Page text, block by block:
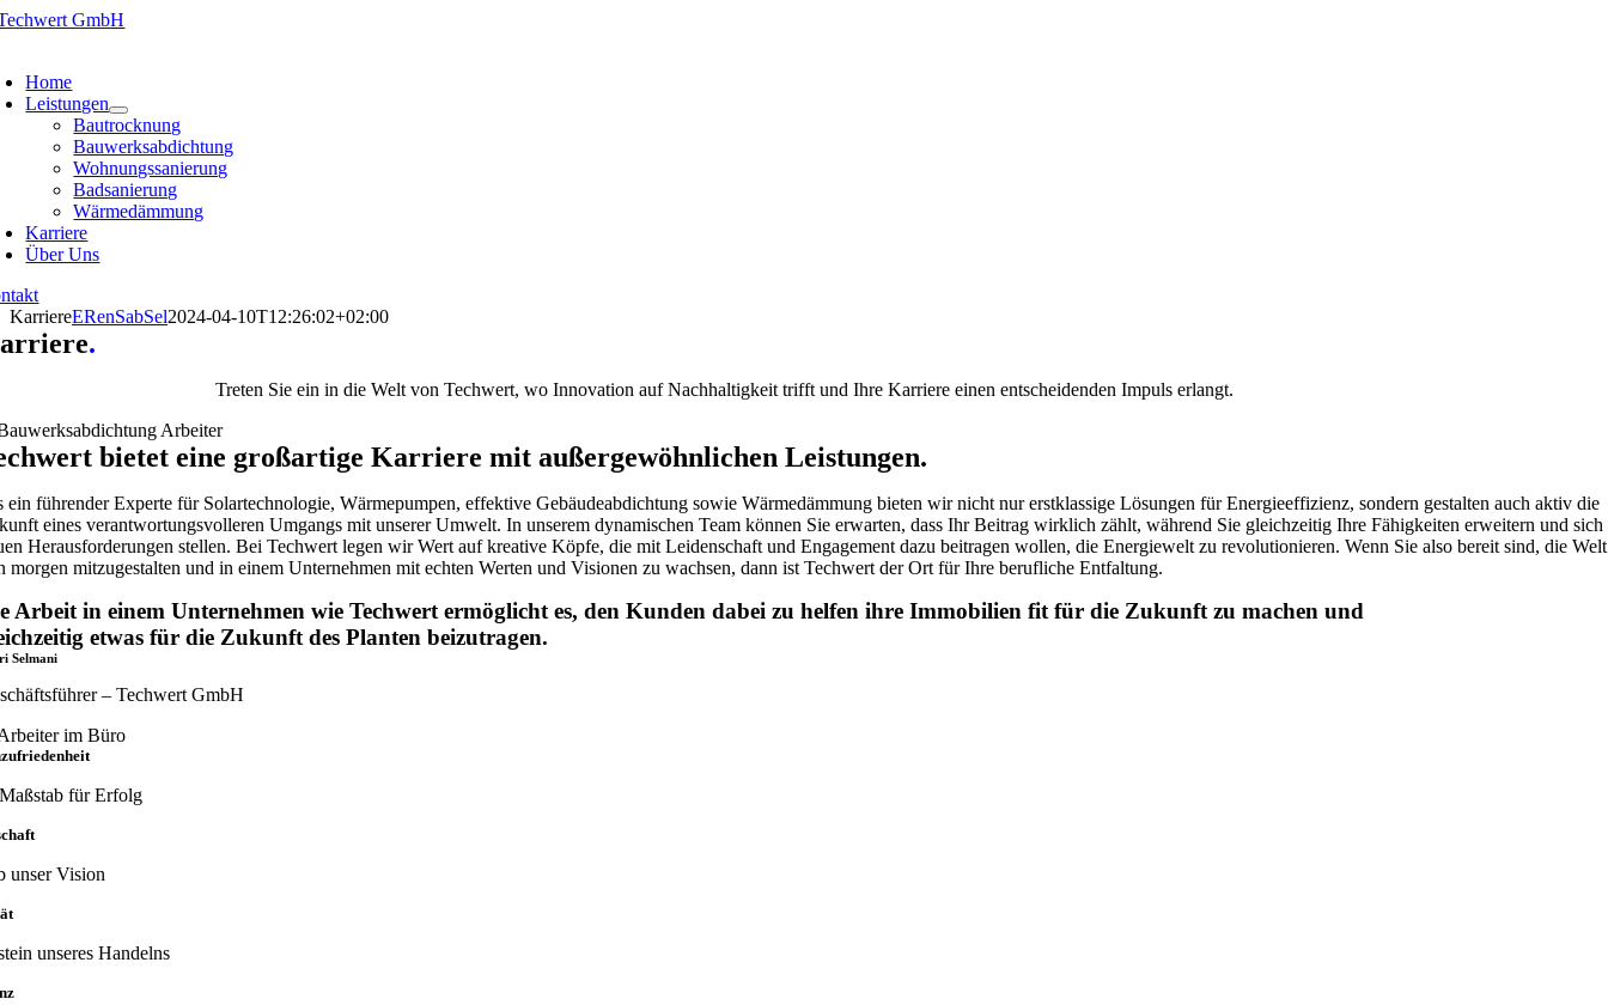
Zum
Home
Leistungen
Bautrocknung
Bauwerksabdichtung
Wohnungssanierung
Badsanierung
Wärmedämmung
Karriere
Über Uns
KarriereERenSabSel2024-04-10T12:26:02+02:00
.
Treten Sie ein in die Welt von Techwert, wo Innovation auf Nachhaltigkeit trifft und Ihre Karriere einen entscheidenden Impuls erlangt.
bietet eine großartige Karriere mit außergewöhnlichen Leistungen.
ein führender Experte für Solartechnologie, Wärmepumpen, effektive Gebäudeabdichtung sowie Wärmedämmung bieten wir nicht nur erstklassige Lösungen für Energieeffizienz, sondern gestalten auch aktiv die
eines verantwortungsvolleren Umgangs mit unserer Umwelt. In unserem dynamischen Team können Sie erwarten, dass Ihr Beitrag wirklich zählt, während Sie gleichzeitig Ihre Fähigkeiten erweitern und sich
Herausforderungen stellen. Bei Techwert legen wir Wert auf kreative Köpfe, die mit Leidenschaft und Engagement dazu beitragen wollen, die Energiewelt zu revolutionieren. Wenn Sie also bereit sind, die Welt
morgen mitzugestalten und in einem Unternehmen mit echten Werten und Visionen zu wachsen, dann ist Techwert der Ort für Ihre berufliche Entfaltung.
Arbeit in einem Unternehmen wie Techwert ermöglicht es, den Kunden dabei zu helfen ihre Immobilien fit für die Zukunft zu machen und
etwas für die Zukunft des Planten beizutragen.
Selmani
– Techwert GmbH
für Erfolg
unser Vision
unseres Handelns